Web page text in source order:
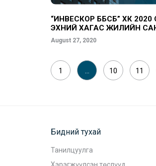
“ИНВЕСКОР ББСБ” ХК
ЭХНИЙ ХАГАС ЖИЛИЙН
ҮЙЛ АЖИЛЛАГААНЫ
ТАНИЛЦУУЛЛАА
August 27, 2020
1 … 10 11
Бидний тухай
Танилцуулга